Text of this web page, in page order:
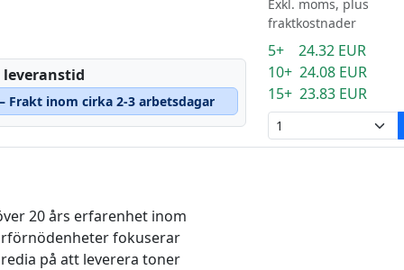
Frakt inom cirka 2-3 arbetsdagar
Exkl. moms, plus
fraktkostnader
5+ 24.32 EUR
10+ 24.08 EUR
15+ 23.83 EUR
20 års erfarenhet inom
fokuserar
på att leverera toner